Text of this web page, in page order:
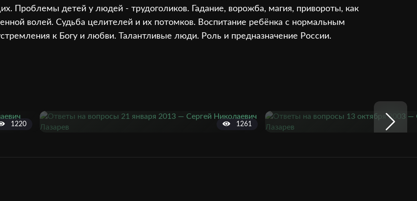
Проблемы детей у людей - трудоголиков. Гадание, ворожба, магия, привороты, как
волей. Судьба целителей и их потомков. Воспитание ребёнка с нормальным
к Богу и любви. Талантливые люди. Роль и предназначение России.
1220 1261